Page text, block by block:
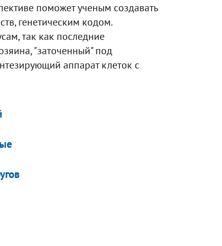
поможет ученым создавать
генетическим кодом.
так как последние
"заточенный" под
аппарат клеток с